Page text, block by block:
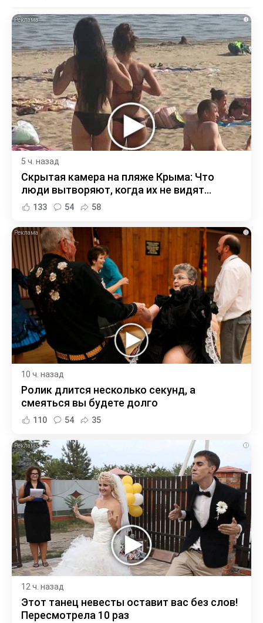
i
5 ч. назад
Скрытая камера на пляже Крыма: Что
люди вытворяют, когда их не видят...
133 54 58
i
10 ч. назад
Ролик длится несколько секунд, а
смеяться вы будете долго
110 54 35
i
12 ч. назад
Этот танец невесты оставит вас без слов!
Пересмотрела 10 раз